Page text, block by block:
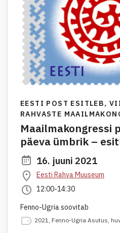
EESTI POST ESITLEB,
RAHVASTE
Maailmakongressi
päeva ümbrik –
16. juuni 2021
Eesti Rahva Muuseum
12:00-14:30
Fenno-Ugria soovitab
2021, Fenno-Ugria Asutus,